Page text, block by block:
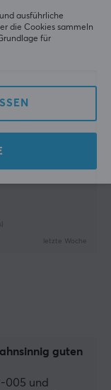
letzte Woche
guten
005 und
ausführliche
die Cookies sammeln
für